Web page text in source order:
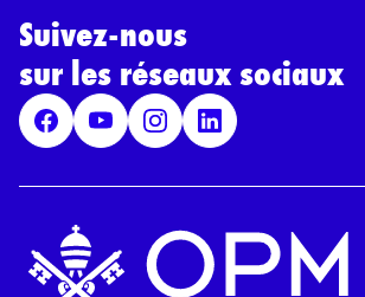
R
P
D
*
Suivez-nous
sur les réseaux sociaux